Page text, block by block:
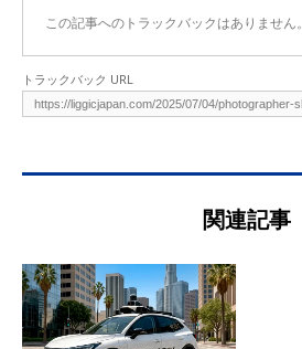
この記事へのトラックバックはありません。
トラックバック URL
関連記事